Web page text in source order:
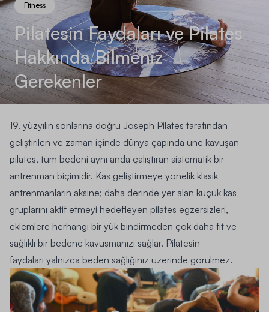
Fitness
Pilatesin Faydaları ve Pilates
Hakkında Bilmeniz
Gerekenler
19. yüzyılın sonlarına doğru Joseph Pilates tarafından
geliştirilen ve zaman içinde dünya çapında üne kavuşan
pilates, tüm bedeni aynı anda çalıştıran sistematik bir
antrenman biçimidir. Kas geliştirmeye yönelik klasik
antrenmanların aksine; daha derinde yer alan küçük kas
gruplarını aktif etmeyi hedefleyen pilates egzersizleri,
eklemlere herhangi bir yük bindirmeden çok daha fit ve
sağlıklı bir bedene kavuşmanızı sağlar. Pilatesin
faydaları yalnızca beden sağlığınız üzerinde görülmez.